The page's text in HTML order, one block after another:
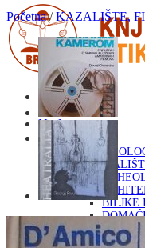
Naslovna
KNJIGE
OD
DO
BILJKE
Početna / KAZALIŠTE,